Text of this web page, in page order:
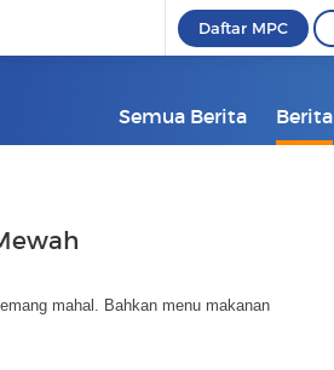
Daftar MPC
Semua Berita Berita
mahal. Bahkan menu makanan